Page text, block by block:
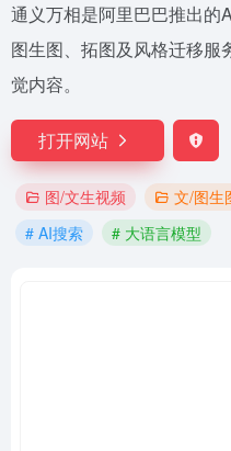
通义万相是阿里巴巴推出的
图生图、拓图及风格迁移服
觉内容。
打开网站
图/文生视频 文/图生
# AI搜索
# 大语言模型